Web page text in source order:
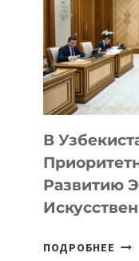
В
Развитию
ПОДРОБНЕЕ